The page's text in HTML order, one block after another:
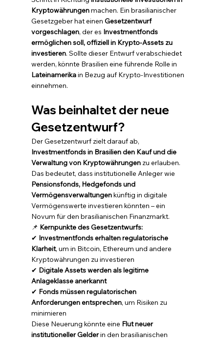
Kryptowährungen machen. Ein brasilianischer
Gesetzgeber hat einen Gesetzentwurf
vorgeschlagen, der es Investmentfonds
ermöglichen soll, offiziell in Krypto-Assets zu
investieren. Sollte dieser Entwurf verabschiedet
werden, könnte Brasilien eine führende Rolle in
Lateinamerika in Bezug auf Krypto-Investitionen
einnehmen.
Was beinhaltet der neue
Gesetzentwurf?
Der Gesetzentwurf zielt darauf ab,
Investmentfonds in Brasilien den Kauf und die
Verwaltung von Kryptowährungen zu erlauben.
Das bedeutet, dass institutionelle Anleger wie
Pensionsfonds, Hedgefonds und
Vermögensverwaltungen künftig in digitale
Vermögenswerte investieren könnten – ein
Novum für den brasilianischen Finanzmarkt.
📌 Kernpunkte des Gesetzentwurfs:
✔ Investmentfonds erhalten regulatorische
Klarheit, um in Bitcoin, Ethereum und andere
Kryptowährungen zu investieren
✔ Digitale Assets werden als legitime
Anlageklasse anerkannt
✔ Fonds müssen regulatorischen
Anforderungen entsprechen, um Risiken zu
minimieren
Diese Neuerung könnte eine Flut neuer
institutioneller Gelder in den brasilianischen